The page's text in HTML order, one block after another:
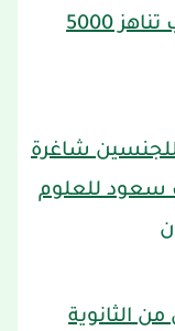
الاستقبال برواتب تناهز 5000
شاغرة
سعود للعلوم
الثانوية